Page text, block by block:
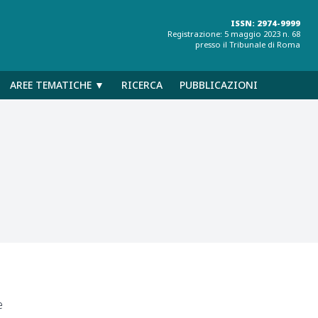
ISSN: 2974-9999
Registrazione: 5 maggio 2023 n. 68
presso il Tribunale di Roma
AREE TEMATICHE ▼ RICERCA PUBBLICAZIONI